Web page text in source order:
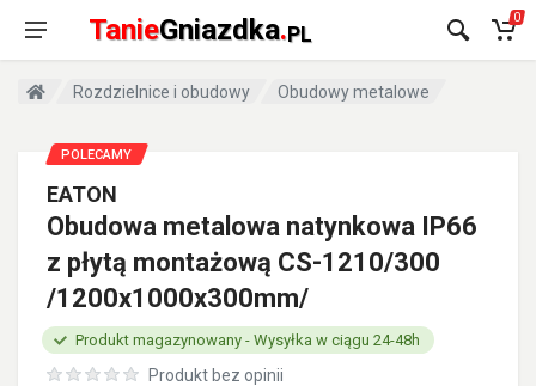
TanieGniazdka.PL
0
Rozdzielnice i obudowy Obudowy metalowe
EATON
Obudowa metalowa natynkowa IP66
z płytą montażową CS-1210/300
/1200x1000x300mm/
Produkt bez opinii
Produkt magazynowany - Wysyłka w ciągu 24-48h
POLECAMY